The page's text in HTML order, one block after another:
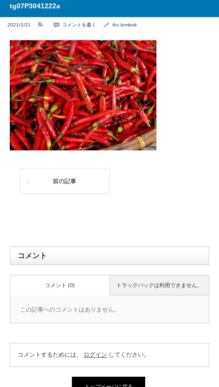
tg07P3041222a
2021/1/21 コメントを書く thc-lombok
前の記事
コメント
トラックバックは利用できません。
コメント (0)
この記事へのコメントはありません。
コメントするためには、 ログイン してください。